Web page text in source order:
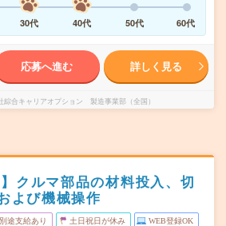
30代 40代 50代 60代
応募へ進む 詳しく見る
綜合キャリアオプション 製造事業部（全国）
クルマ部品の材料投入、切
よび機械操作
途支給あり 土日祝日が休み WEB登録OK